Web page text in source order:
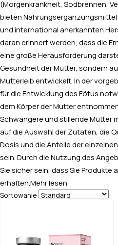
(Morgenkrankheit, Sodbrennen,
bieten
und international anerkannten
daran erinnert werden, dass die
eine große Herausforderung
Gesundheit der Mutter, sondern
Mutterleib entwickelt. In der
für die Entwicklung des Fötus
dem Körper der Mutter
Schwangere und stillende Mütter
auf die Auswahl der Zutaten, die
Dosis und die Anteile der
sein. Durch die Nutzung des
Sie sicher sein, dass Sie Produkte
erhalten. Mehr lesen
Sortowanie